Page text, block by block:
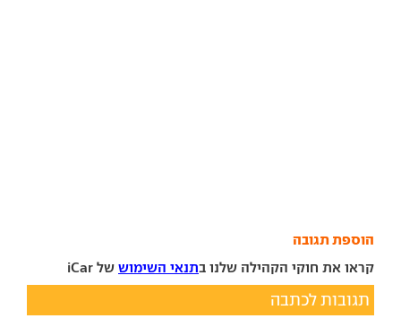
הוספת תגובה
קראו את חוקי הקהילה שלנו בתנאי השימוש של iCar
תגובות לכתבה